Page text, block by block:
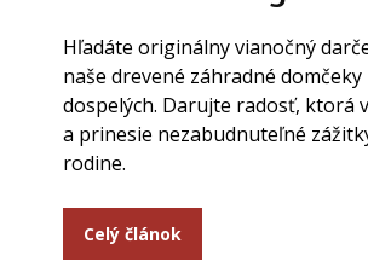
Hľadáte originálny vianočný
naše drevené záhradné
dospelých. Darujte radosť, ktorá
a prinesie nezabudnuteľné
rodine.
Celý článok